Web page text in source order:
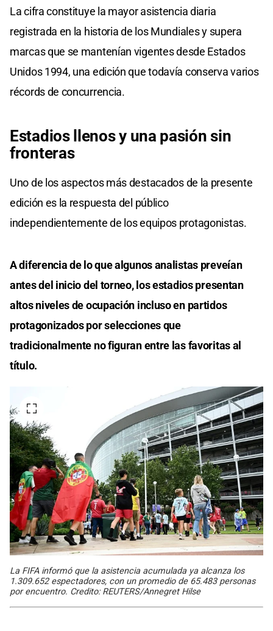
La cifra constituye la mayor asistencia diaria
registrada en la historia de los Mundiales y supera
marcas que se mantenían vigentes desde Estados
Unidos 1994, una edición que todavía conserva varios
récords de concurrencia.
Estadios llenos y una pasión sin
fronteras
Uno de los aspectos más destacados de la presente
edición es la respuesta del público
independientemente de los equipos protagonistas.
A diferencia de lo que algunos analistas preveían
antes del inicio del torneo, los estadios presentan
altos niveles de ocupación incluso en partidos
protagonizados por selecciones que
tradicionalmente no figuran entre las favoritas al
título.
La FIFA informó que la asistencia acumulada ya alcanza los
1.309.652 espectadores, con un promedio de 65.483 personas
por encuentro. Credito: REUTERS/Annegret Hilse